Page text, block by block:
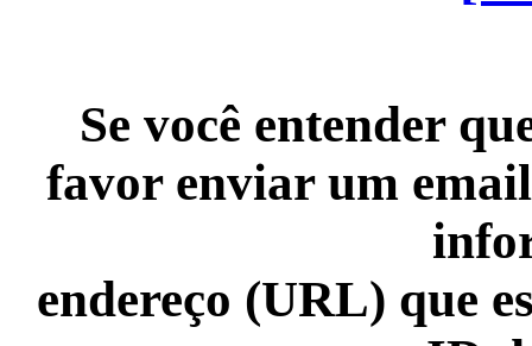
Se você entender
favor enviar um
endereço (URL) que